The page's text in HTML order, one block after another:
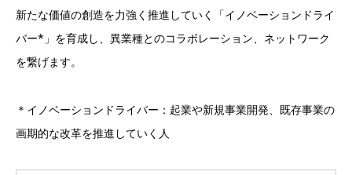
新たな価値の創造を力強く推進していく「イノベーションドライ
バー*」を育成し、異業種とのコラボレーション、ネットワーク
を繋げます。
＊イノベーションドライバー：起業や新規事業開発、既存事業の
画期的な改革を推進していく人